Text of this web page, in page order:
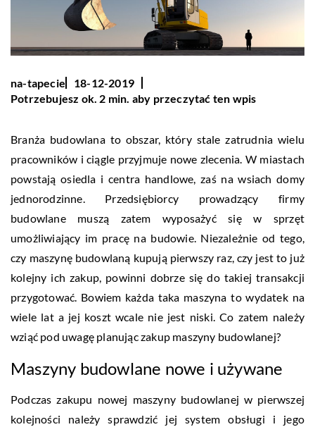
na-tapecie
18-12-2019
Potrzebujesz ok. 2 min. aby przeczytać ten wpis
Branża budowlana to obszar, który stale zatrudnia wielu
pracowników i ciągle przyjmuje nowe zlecenia. W miastach
powstają osiedla i centra handlowe, zaś na wsiach domy
jednorodzinne. Przedsiębiorcy prowadzący firmy
budowlane muszą zatem wyposażyć się w sprzęt
umożliwiający im pracę na budowie. Niezależnie od tego,
czy maszynę budowlaną kupują pierwszy raz, czy jest to już
kolejny ich zakup, powinni dobrze się do takiej transakcji
przygotować. Bowiem każda taka maszyna to wydatek na
wiele lat a jej koszt wcale nie jest niski. Co zatem należy
wziąć pod uwagę planując zakup maszyny budowlanej?
Maszyny budowlane nowe i używane
Podczas zakupu nowej maszyny budowlanej w pierwszej
kolejności należy sprawdzić jej system obsługi i jego